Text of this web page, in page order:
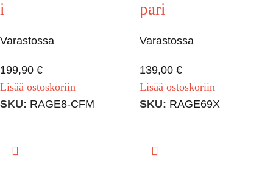
i
Varastossa
199,90 €
Lisää ostoskoriin
SKU: RAGE8-CFM
pari
Varastossa
139,00 €
Lisää ostoskoriin
SKU: RAGE69X